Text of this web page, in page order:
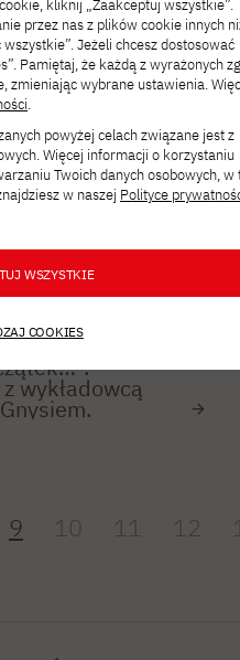
– zgłoś się
wykładowcą
9 10 11 12
kliknij „Zaakceptuj wszystkie”.
przez nas z plików cookie innych
Jeżeli chcesz dostosować
Pamiętaj, że każdą z wyrażonych
zmieniając wybrane ustawienia.
.
powyżej celach związane jest z
Więcej informacji o korzystaniu
Twoich danych osobowych, w
w naszej Polityce
WSZYSTKIE
COOKIES